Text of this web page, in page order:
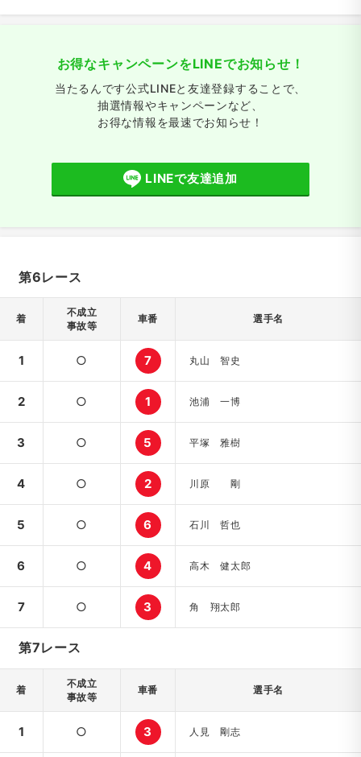
お得なキャンペーンをLINEでお知らせ！
当たるんです公式LINEと友達登録することで、
抽選情報やキャンペーンなど、
お得な情報を最速でお知らせ！
LINEで友達追加
第6レース
着
不成立
事故等
車番 選手名
1 ○ 7 丸山 智史
2 ○ 1 池浦 一博
3 ○ 5 平塚 雅樹
4 ○ 2 川原 剛
5 ○ 6 石川 哲也
6 ○ 4 高木 健太郎
7 ○ 3 角 翔太郎
第7レース
着
不成立
事故等
車番 選手名
1 ○ 3 人見 剛志